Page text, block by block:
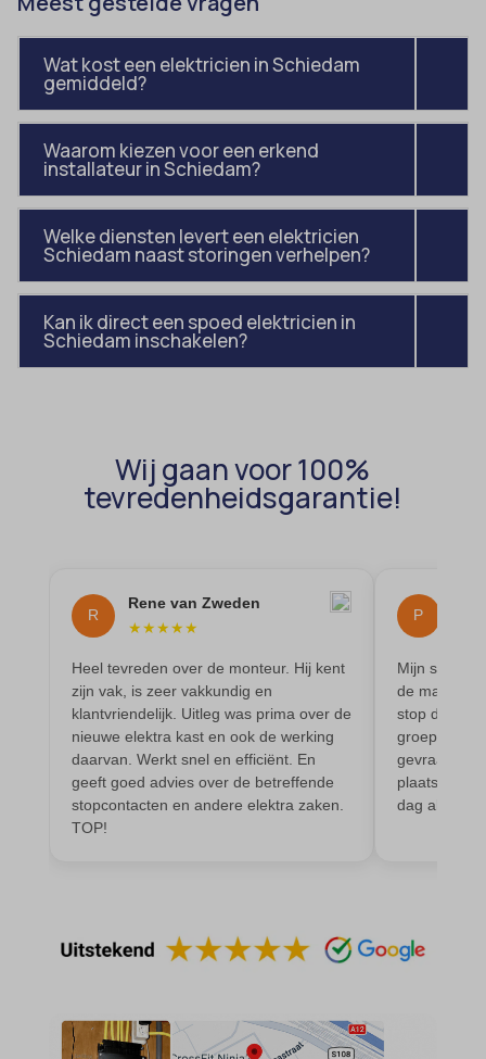
Wat kost een elektricien in Schiedam
gemiddeld?
Waarom kiezen voor een erkend
installateur in Schiedam?
Welke diensten levert een elektricien
Schiedam naast storingen verhelpen?
Kan ik direct een spoed elektricien in
Schiedam inschakelen?
Wij gaan voor 100%
tevredenheidsgarantie!
R
Rene van Zweden
★★★★★
Heel tevreden over de monteur. Hij kent
zijn vak, is zeer vakkundig en
klantvriendelijk. Uitleg was prima over de
nieuwe elektra kast en ook de werking
daarvan. Werkt snel en efficiënt. En
geeft goed advies over de betreffende
stopcontacten en andere elektra zaken.
TOP!
P
Mijn
de
stop door.
groepen.
gevraagd of
plaatsen.
dag al. De …
wordpress_test_cookie
wp-settings-time-*
wpl_viewed_cookie
domain
et-editing-post-*
et-recommend-sync-post-*
et-saved-post*
et-saving-post-*
ezTOC_hidetoc-0
fs-cc
hide-*
marketing_cookies
OptanonAlertBoxClosed
popupShow
SameSite
sensorsdata2015jssdkcross
snconsent
ssm_au_c